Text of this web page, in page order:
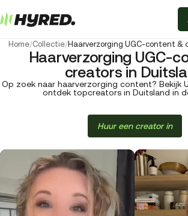
Home/Collectie/Haarverzorging UGC-content &
Haarverzorging UGC-
creators in
Op zoek naar haarverzorging content? Bekijk
ontdek topcreators in Duitsland in
Huur een creator in